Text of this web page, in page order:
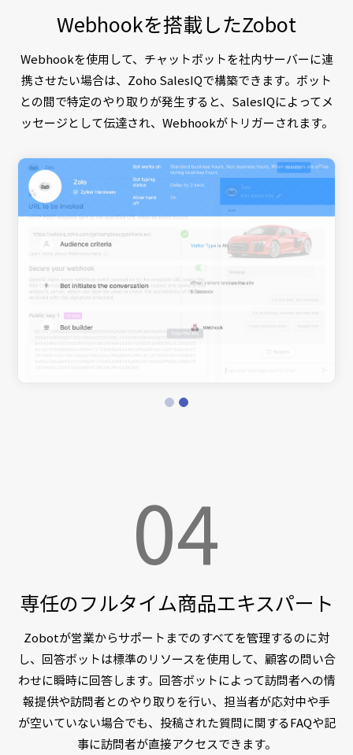
Webhookを搭載したZobot
Webhookを使用して、チャットボットを社内サーバーに連
携させたい場合は、Zoho SalesIQで構築できます。ボット
との間で特定のやり取りが発生すると、SalesIQによってメ
ッセージとして伝達され、Webhookがトリガーされます。
04
専任のフルタイム商品エキスパート
Zobotが営業からサポートまでのすべてを管理するのに対
し、回答ボットは標準のリソースを使用して、顧客の問い合
わせに瞬時に回答します。回答ボットによって訪問者への情
報提供や訪問者とのやり取りを行い、担当者が応対中や手
が空いていない場合でも、投稿された質問に関するFAQや記
事に訪問者が直接アクセスできます。